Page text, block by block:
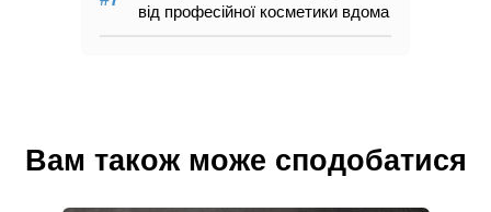
від професійної косметики вдома
Вам також може сподобатися